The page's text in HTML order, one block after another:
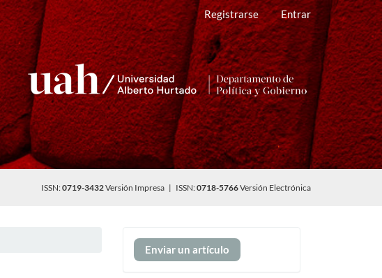
Registrarse Entrar
ISSN:0719-3432Versión Impresa | ISSN:0718-5766Versión Electrónica
Enviar
un
Enviar un artículo